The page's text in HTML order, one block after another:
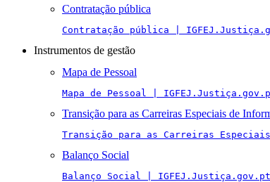
Contratação pública
Contratação pública |
Instrumentos de gestão
Mapa de Pessoal
Mapa de Pessoal |
Transição para as Carreiras Especiais de
Transição para as Carreiras
Balanço Social
Balanço Social | IGFEJ.Justiça.gov.pt